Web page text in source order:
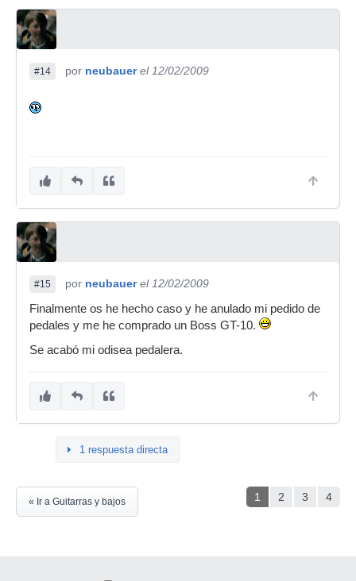
#14 por neubauer el 12/02/2009
#15 por neubauer el 12/02/2009
Finalmente os he hecho caso y he anulado mi pedido de
pedales y me he comprado un Boss GT-10.
Se acabó mi odisea pedalera.
1 respuesta directa
1 2 3 4
« Ir a Guitarras y bajos